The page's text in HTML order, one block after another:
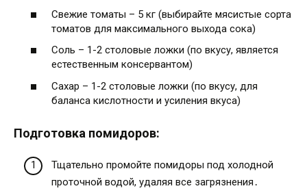
Свежие томаты – 5 кг (выбирайте мясистые сорта
томатов для максимального выхода сока)
Соль – 1-2 столовые ложки (по вкусу, является
естественным консервантом)
Сахар – 1-2 столовые ложки (по вкусу, для
баланса кислотности и усиления вкуса)
Подготовка помидоров:
Тщательно промойте помидоры под холодной
проточной водой, удаляя все загрязнения․